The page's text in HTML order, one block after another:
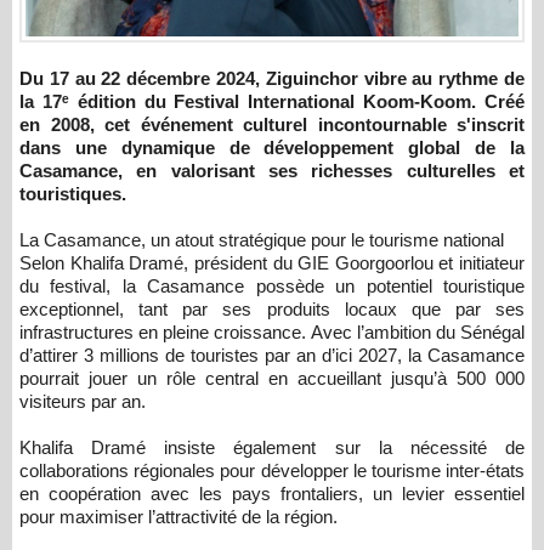
Du 17 au 22 décembre 2024, Ziguinchor vibre au rythme de
la 17ᵉ édition du Festival International Koom-Koom. Créé
en 2008, cet événement culturel incontournable s'inscrit
dans une dynamique de développement global de la
Casamance, en valorisant ses richesses culturelles et
touristiques.
La Casamance, un atout stratégique pour le tourisme national
Selon Khalifa Dramé, président du GIE Goorgoorlou et initiateur
du festival, la Casamance possède un potentiel touristique
exceptionnel, tant par ses produits locaux que par ses
infrastructures en pleine croissance. Avec l’ambition du Sénégal
d’attirer 3 millions de touristes par an d’ici 2027, la Casamance
pourrait jouer un rôle central en accueillant jusqu’à 500 000
visiteurs par an.
Khalifa Dramé insiste également sur la nécessité de
collaborations régionales pour développer le tourisme inter-états
en coopération avec les pays frontaliers, un levier essentiel
pour maximiser l’attractivité de la région.